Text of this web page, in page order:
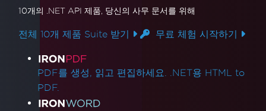
10개의 .NET API 제품, 당신의 사무 문서를 위해
전체 10개 제품 Suite 받기 무료 체험 시작하기
제품 링크
PDF를 생성, 읽고 편집하세요. .NET용 HTML to
PDF.